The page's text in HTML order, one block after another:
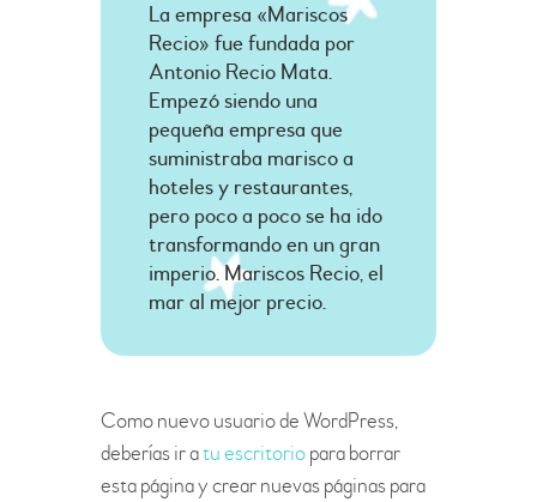
La empresa «Mariscos
Recio» fue fundada por
Antonio Recio Mata.
Empezó siendo una
pequeña empresa que
suministraba marisco a
hoteles y restaurantes,
pero poco a poco se ha ido
transformando en un gran
imperio. Mariscos Recio, el
mar al mejor precio.
Como nuevo usuario de WordPress,
deberías ir atu escritoriopara borrar
esta página y crear nuevas páginas para